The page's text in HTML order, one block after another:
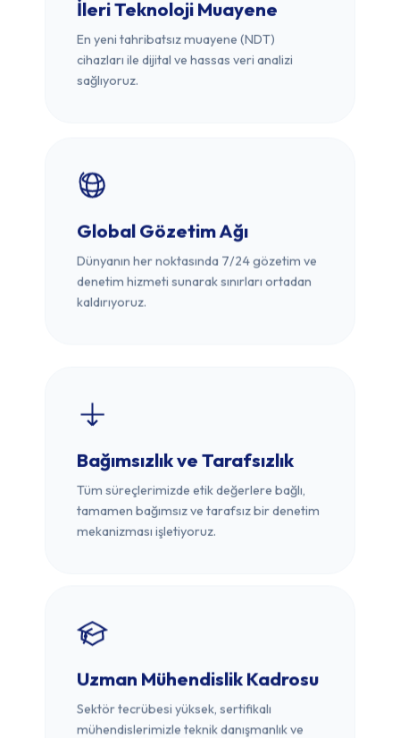
İleri Teknoloji Muayene
En yeni tahribatsız muayene (NDT)
cihazları ile dijital ve hassas veri analizi
sağlıyoruz.
Global Gözetim Ağı
Dünyanın her noktasında 7/24 gözetim ve
denetim hizmeti sunarak sınırları ortadan
kaldırıyoruz.
Bağımsızlık ve Tarafsızlık
Tüm süreçlerimizde etik değerlere bağlı,
tamamen bağımsız ve tarafsız bir denetim
mekanizması işletiyoruz.
Uzman Mühendislik Kadrosu
Sektör tecrübesi yüksek, sertifikalı
mühendislerimizle teknik danışmanlık ve